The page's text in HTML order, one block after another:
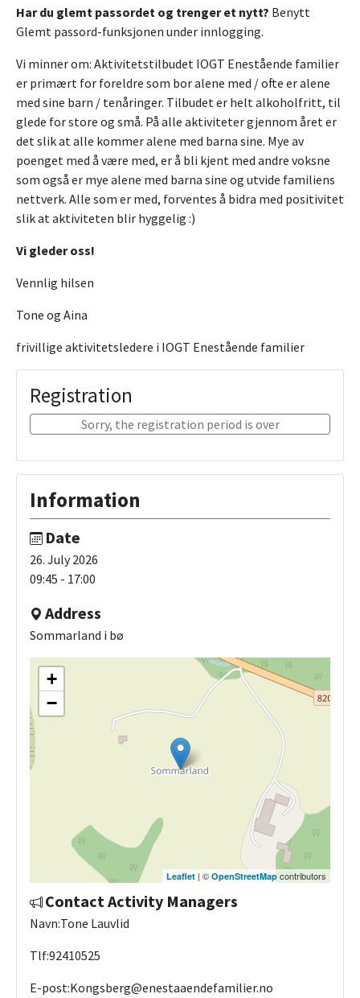
Har du glemt passordet og trenger et nytt? Benytt
Glemt passord-funksjonen under innlogging.
Vi minner om: Aktivitetstilbudet IOGT Enestående familier
er primært for foreldre som bor alene med / ofte er alene
med sine barn / tenåringer. Tilbudet er helt alkoholfritt, til
glede for store og små. På alle aktiviteter gjennom året er
det slik at alle kommer alene med barna sine. Mye av
poenget med å være med, er å bli kjent med andre voksne
som også er mye alene med barna sine og utvide familiens
nettverk. Alle som er med, forventes å bidra med positivitet
slik at aktiviteten blir hyggelig :)
Vi gleder oss!
Vennlig hilsen
Tone og Aina
frivillige aktivitetsledere i IOGT Enestående familier
Registration
Sorry, the registration period is over
Information
Date
26. July 2026
09:45 - 17:00
Address
Sommarland i bø
+
−
Leaflet | © OpenStreetMap contributors
Contact Activity Managers
Navn:Tone Lauvlid
Tlf:92410525
E-post:Kongsberg@enestaaendefamilier.no